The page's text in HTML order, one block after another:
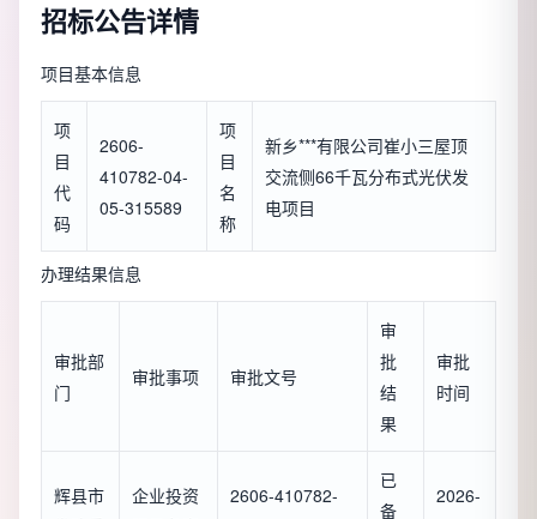
招标公告详情
项目基本信息
项
目
代
码
2606-
410782-04-
05-315589
项
目
名
称
新乡***有限公司崔小三屋顶
交流侧66千瓦分布式光伏发
电项目
办理结果信息
审批部
门
审批事项 审批文号
审
批
结
果
审批
时间
辉县市
企业投资
2606-410782-
已
备
2026-